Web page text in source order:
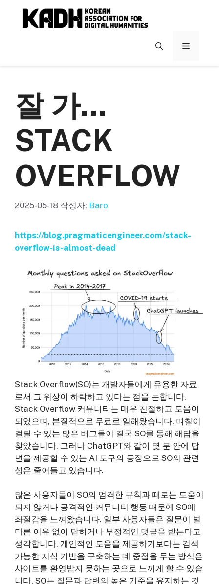
메
잘 가…
STACK
OVERFLOW
2025-05-18 작성자: Baro
https://blog.pragmaticengineer.com/stack-
overflow-is-almost-dead
Stack Overflow(SO)는 개발자들에게 유용한 자료
로서 그 위상이 하락하고 있다는 점을 논합니다.
Stack Overflow 커뮤니티는 매우 친절하고 도움이
되었으며, 본질적으로 무료로 일해왔습니다. 며칠이
걸릴 수 있는 많은 버그들이 결국 SO를 통해 해답을
찾았습니다. 그러나 ChatGPT와 같이 몇 분 안에 답
변을 제공할 수 있는 AI 도구의 등장으로 SO의 관련
성은 줄어들고 있습니다.
많은 사용자들이 SO의 엄격한 규칙과 때로는 도움이
되지 않거나 공격적인 커뮤니티 행동 때문에 SO에
좌절감을 느껴왔습니다. 일부 사용자들은 질문이 별
다른 이유 없이 닫히거나 부정적인 댓글을 받는다고
생각합니다. 개인적인 도움을 제공하기보다는 검색
가능한 지식 기반을 구축하는 데 중점을 두는 방식은
사이트를 환영받지 못하는 곳으로 느끼게 할 수 있습
니다. SO는 질문과 답변의 높은 기준을 유지하는 것